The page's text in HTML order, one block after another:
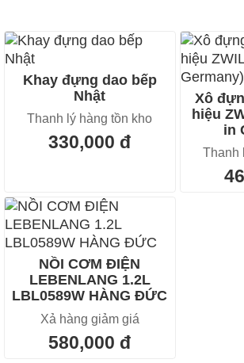
Khay đựng dao bếp
Nhật
Thanh lý hàng tồn kho
330,000 đ
Xô
hiệu
in
Thanh
NỒI CƠM ĐIỆN
LEBENLANG 1.2L
LBL0589W HÀNG ĐỨC
Xả hàng giảm giá
580,000 đ